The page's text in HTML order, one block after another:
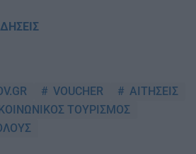
VOUCHER
ΑΙΤΗΣΕΙΣ
ΤΟΥΡΙΣΜΟΣ